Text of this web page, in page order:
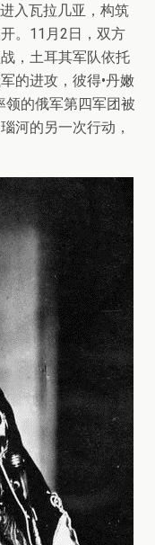
入瓦拉几亚，构筑
。11月2日，双方
，土耳其军队依托
的进攻，彼得•丹嫩
领的俄军第四军团被
河的另一次行动，